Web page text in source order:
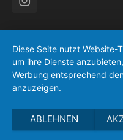
Instagram
Diese Seite nutzt Website-
um ihre Dienste
Werbung entsprechend
anzuzeigen.
ABLEHNEN